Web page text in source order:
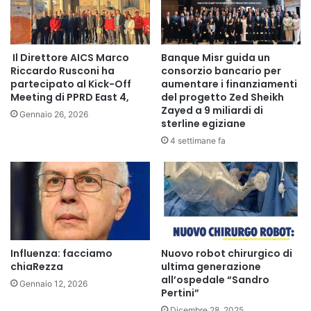
Insieme, questi due assi permettono al Cairo di costruire
una continuità geopolitica araba che attraversa il
continente, rafforzando la capacità collettiva di
autodeterminazione regionale.
L’asse con l’Algeria: sicurezza prima di tutto
visione condivisa della sicurezza come precondizione
dello sviluppo. Entrambi i Paesi rifiutano modelli di
“stabilizzazione esterna” e privilegiano:
●la centralità dello Stato nazionale,
●il controllo delle frontiere,
●il contrasto a milizie e attori non statali armati.
Il Direttore AICS Marco
Riccardo Rusconi ha
partecipato al Kick-Off
Meeting di PPRD East 4,
Gennaio 26, 2026
Banque Misr guida un
consorzio bancario per
aumentare i finanziamenti
del progetto Zed Sheikh
Zayed a 9 miliardi di
sterline egiziane
4 settimane fa
Influenza: facciamo
chiaRezza
Gennaio 12, 2026
Nuovo robot chirurgico di
ultima generazione
all’ospedale “Sandro
Pertini”